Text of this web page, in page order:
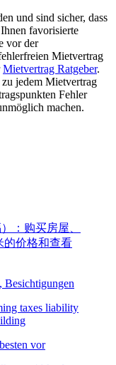
und sind sicher, dass
favorisierte
vor der
Mietvertrag
Mietvertrag Ratgeber.
jedem Mietvertrag
Fehler
machen.
Besichtigungen
vor